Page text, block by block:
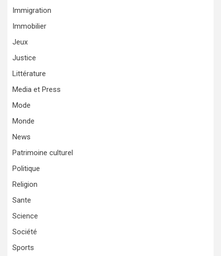
Immigration
Immobilier
Jeux
Justice
Littérature
Media et Press
Mode
Monde
News
Patrimoine culturel
Politique
Religion
Sante
Science
Société
Sports